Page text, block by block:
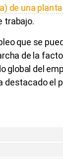
de una
trabajo.
que se
de la
global del
destacado el